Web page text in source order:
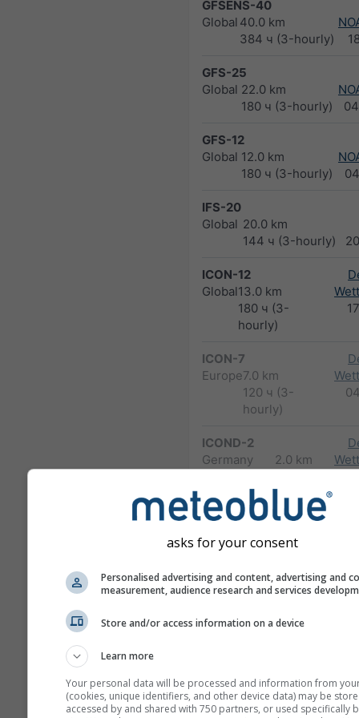
GFSENS-40
Global 40.0 km
384 ч (3-hourly)
GFS-25
Global 22.0 km
180 ч (3-hourly)
GFS-12
Global 12.0 km
180 ч (3-hourly)
IFS-20
Global 20.0 km
144 ч (3-hourly)
ICON-12
Global13.0 km
180 ч (3-
hourly)
ICON-7
Europe7.0 km
120 ч (3-
hourly)
ICOND-2
Germany
2.0 km
HARMN-5
60 ч
GFS-40
Global40.0 km
America
84 ч (3-
hourly)
asks for your consent
Personalised advertising and content, advertising and
measurement, audience research and services
Store and/or access information on a device
Learn more
Your personal data will be processed and information from
(cookies, unique identifiers, and other device data) may be
accessed by and shared with 750 partners, or used specifically